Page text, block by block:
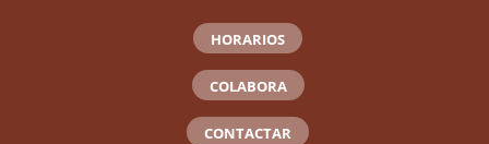
HORARIOS
COLABORA
CONTACTAR